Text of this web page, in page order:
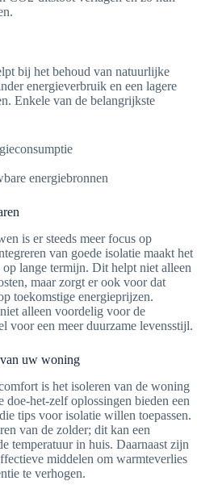
bij het behoud van natuurlijke
energieverbruik en een lagere
Enkele van de belangrijkste
energiebronnen
is er steeds meer focus op
van goede isolatie maakt het
lange termijn. Dit helpt niet alleen
maar zorgt er ook voor dat
toekomstige energieprijzen.
alleen voordelig voor de
voor een meer duurzame levensstijl.
uw woning
is het isoleren van de woning
het-zelf oplossingen bieden een
tips voor isolatie willen toepassen.
van de zolder; dit kan een
temperatuur in huis. Daarnaast zijn
middelen om warmteverlies
te verhogen.